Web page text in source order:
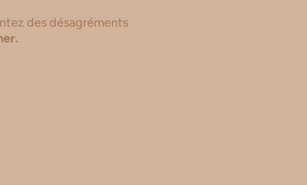
des désagréments